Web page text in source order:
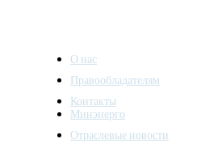
О нас
Правообладателям
Контакты
Минэнерго
Отраслевые новости